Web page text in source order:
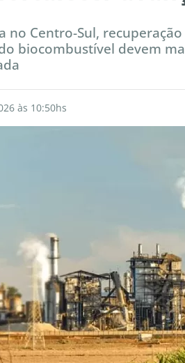
no Centro-Sul,
biocombustível devem
às 10:50hs